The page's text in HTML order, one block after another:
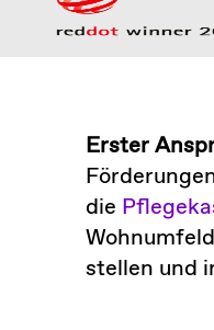
Erster
die
stellen und